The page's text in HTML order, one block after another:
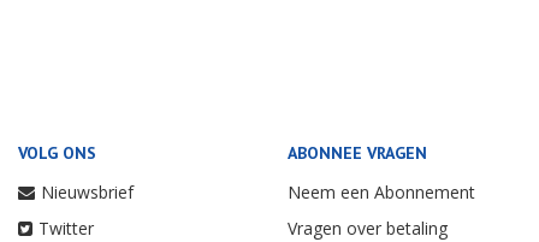
VOLG ONS
Nieuwsbrief
Twitter
ABONNEE VRAGEN
Neem een Abonnement
Vragen over betaling